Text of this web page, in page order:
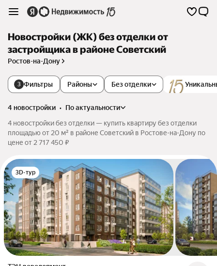
Новостройки (ЖК) без отделки от
застройщика в районе Советский
Ростов-на-Дону
3 Фильтры Районы Без отделки
4 новостройки •
по актуальности
4 новостройки без отделки — купить квартиру без отделки
площадью от 20 м² в районе Советский в Ростове-на-Дону по
цене от 2 717 450 ₽
3D-тур